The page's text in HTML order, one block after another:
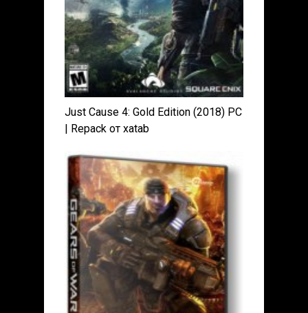
Just Cause 4: Gold Edition (2018) PC
| Repack от xatab